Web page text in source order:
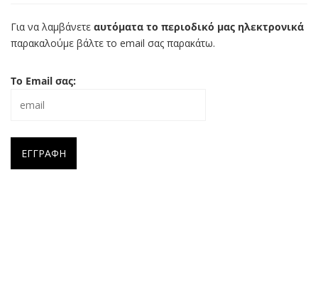
Για να λαμβάνετε αυτόματα το περιοδικό μας ηλεκτρονικά
παρακαλούμε βάλτε το email σας παρακάτω.
Το Email σας: